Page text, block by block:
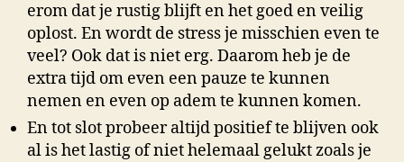
erom dat je rustig blijft en het goed en veilig
oplost. En wordt de stress je misschien even te
veel? Ook dat is niet erg. Daarom heb je de
extra tijd om even een pauze te kunnen
nemen en even op adem te kunnen komen.
En tot slot probeer altijd positief te blijven ook
al is het lastig of niet helemaal gelukt zoals je